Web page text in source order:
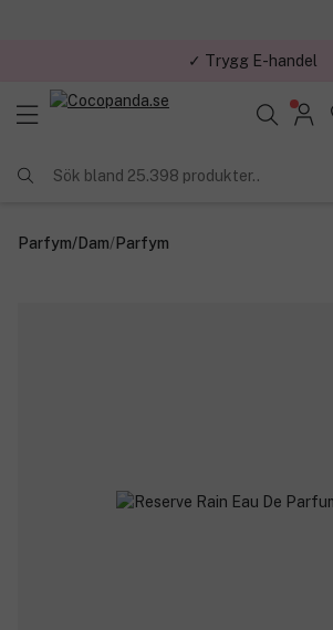
✓ Trygg E-handel
Sök bland 25.398 produkter..
Parfym/Dam/Parfym